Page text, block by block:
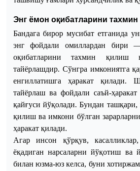
Энг ёмон оқибатларини
Бандага бирор мусибат етганида
энг фойдали омиллардан бири
оқибатларини тахмин
тайёрлашдир. Сўнгра имкониятга
енгиллатишга ҳаракат қилади.
тайёрлаш ва фойдали саъй-
қайғуси йўқолади. Бундан
қилиш ва имкони бўлган
ҳаракат қилади.
Агар инсон қўрқув,
ёқадиган нарсаларни йўқотиш ва
билан юзма-юз келса, буни